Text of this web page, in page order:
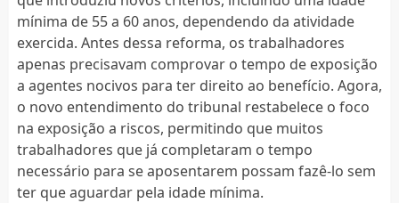
mínima de 55 a 60 anos, dependendo da atividade
exercida. Antes dessa reforma, os trabalhadores
apenas precisavam comprovar o tempo de exposição
a agentes nocivos para ter direito ao benefício. Agora,
o novo entendimento do tribunal restabelece o foco
na exposição a riscos, permitindo que muitos
trabalhadores que já completaram o tempo
necessário para se aposentarem possam fazê-lo sem
ter que aguardar pela idade mínima.